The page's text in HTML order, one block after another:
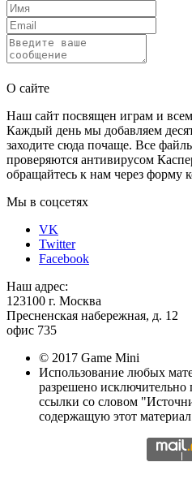
О сайте
Наш сайт посвящен играм и
Каждый день мы добавляем
заходите сюда почаще. Все
проверяются антивирусом
обращайтесь к нам через форму
Мы в соцсетях
VK
Twitter
Facebook
Наш адрес:
123100 г. Москва
Пресненская набережная, д. 12
офис 735
© 2017 Game Mini
Использование любых
разрешено
ссылки со словом
содержащую этот